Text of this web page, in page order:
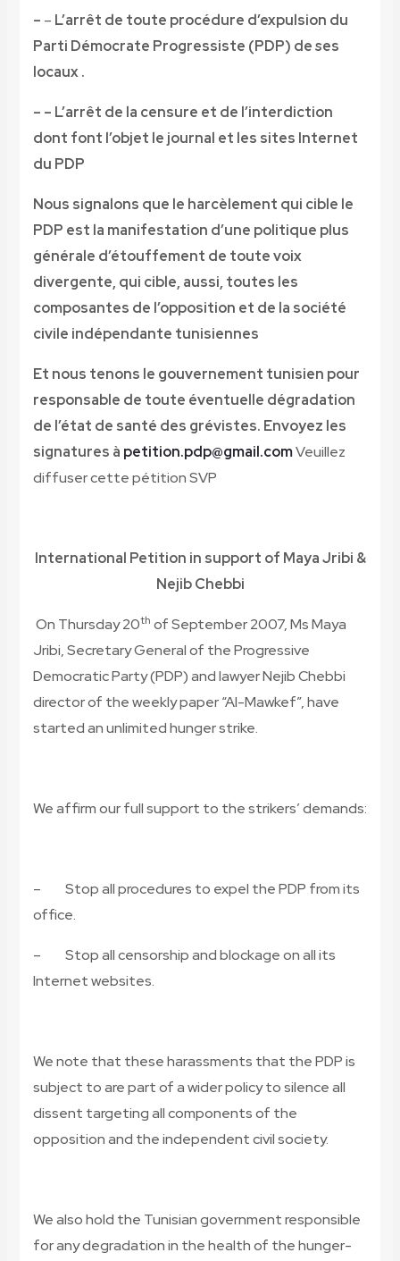
– – L’arrêt de toute procédure d’expulsion du
Parti Démocrate Progressiste (PDP) deses
locaux .
– – L’arrêt de la censure et de l’interdiction
dont font l’objet le journal et les sites Internet
du PDP
Nous signalons que le harcèlement qui cible le
PDP est la manifestation d’une politique plus
générale d’étouffement de toute voix
divergente, qui cible, aussi, toutes les
composantes de l’opposition et de la société
civile indépendante tunisiennes
Et nous tenons le gouvernement tunisien pour
responsable de toute éventuelle dégradation
de l’état de santé des grévistes. Envoyez les
signatures à petition.pdp@gmail.comVeuillez
diffuser cette pétition SVP
International Petition in support of Maya Jribi &
Nejib Chebbi
On Thursday 20th of September 2007, Ms Maya
Jribi, Secretary General of the Progressive
Democratic Party (PDP) and lawyer Nejib Chebbi
director of the weekly paper “Al-Mawkef”, have
started an unlimited hunger strike.
We affirm our full support to the strikers’ demands:
– Stop all procedures to expel the PDP from its
office.
– Stop all censorship and blockage on all its
Internet websites.
We note that these harassments that the PDP is
subject to are part of a wider policy to silence all
dissent targeting all components of the
opposition and the independent civil society.
We also hold the Tunisian government responsible
for any degradation in the health of the hunger-